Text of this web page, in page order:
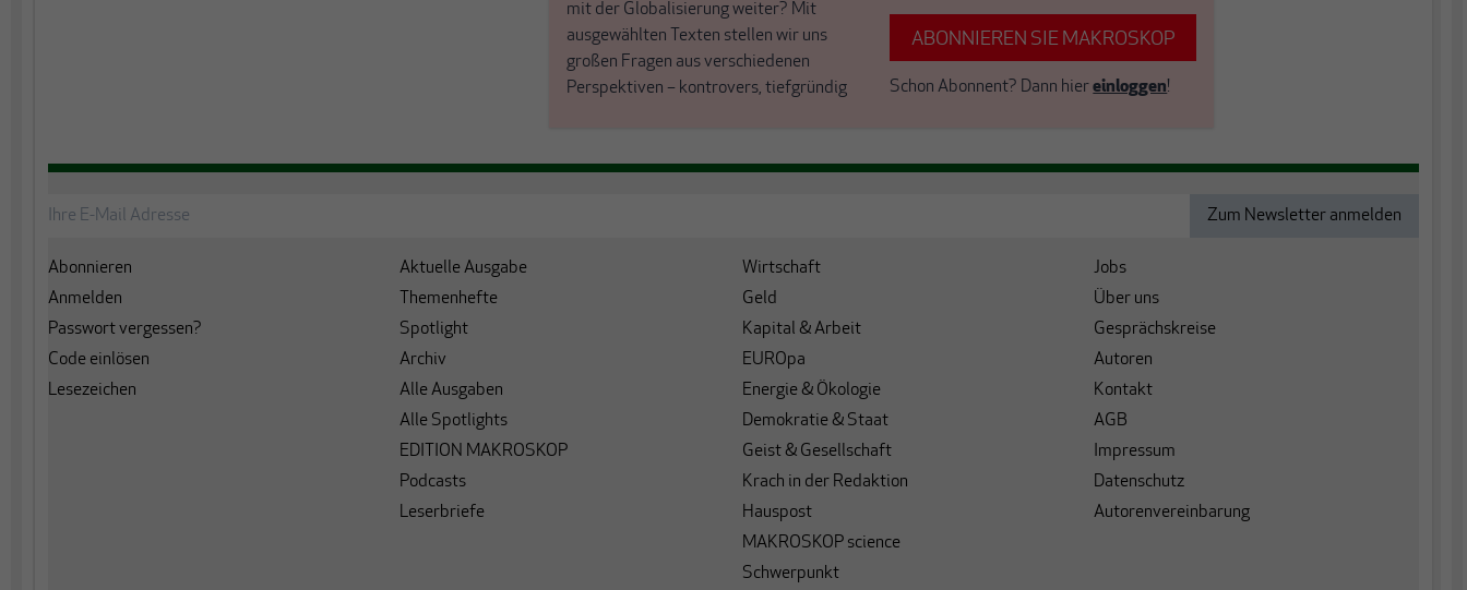
mit der Globalisierung weiter? Mit
ausgewählten Texten stellen wir uns
großen Fragen aus verschiedenen
Perspektiven – kontrovers, tiefgründig
ABONNIEREN SIE MAKROSKOP
Schon Abonnent? Dann hier einloggen!
Abonnieren
Anmelden
Passwort vergessen?
Code einlösen
Lesezeichen
Aktuelle Ausgabe
Themenhefte
Spotlight
Archiv
Alle Ausgaben
Alle Spotlights
EDITION MAKROSKOP
Podcasts
Leserbriefe
Wirtschaft
Geld
Kapital & Arbeit
EUROpa
Energie & Ökologie
Demokratie & Staat
Geist & Gesellschaft
Krach in der Redaktion
Hauspost
MAKROSKOP science
Schwerpunkt
Jobs
Über uns
Gesprächskreise
Autoren
Kontakt
AGB
Impressum
Datenschutz
Autorenvereinbarung